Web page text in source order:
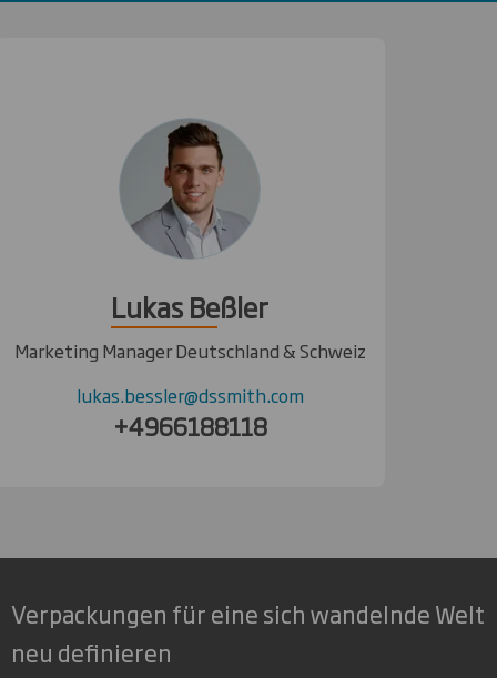
Lukas Beßler
Marketing Manager Deutschland & Schweiz
lukas.bessler@dssmith.com
+4966188118
Verpackungen für eine sich wandelnde Welt
neu definieren